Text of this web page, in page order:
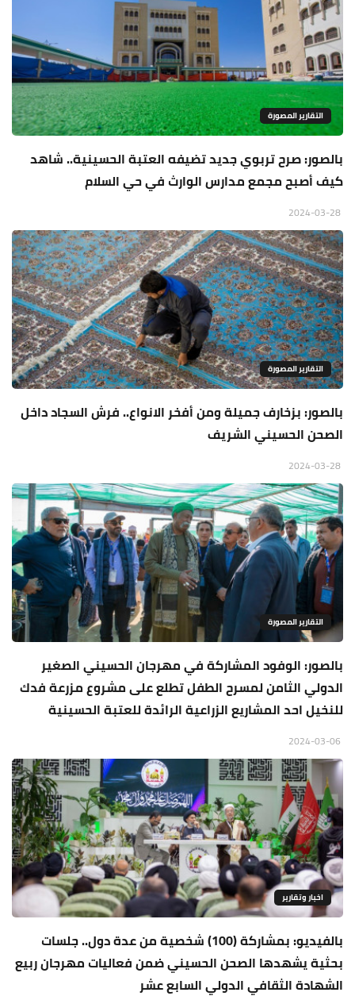
التقارير المصورة
بالصور: صرح تربوي جديد تضيفه العتبة الحسينية.. شاهد
كيف أصبح مجمع مدارس الوارث في حي السلام
التقارير المصورة
بالصور: بزخارف جميلة ومن أفخر الانواع.. فرش السجاد داخل
الصحن الحسيني الشريف
التقارير المصورة
بالصور: الوفود المشاركة في مهرجان الحسيني الصغير
الدولي الثامن لمسرح الطفل تطلع على مشروع مزرعة فدك
للنخيل احد المشاريع الزراعية الرائدة للعتبة الحسينية
اخبار وتقارير
بالفيديو: بمشاركة (100) شخصية من عدة دول.. جلسات
بحثية يشهدها الصحن الحسيني ضمن فعاليات مهرجان ربيع
الشهادة الثقافي الدولي السابع عشر